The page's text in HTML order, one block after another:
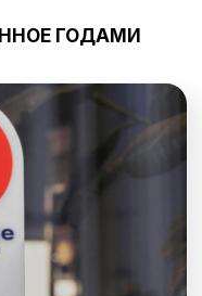
ГОДАМИ